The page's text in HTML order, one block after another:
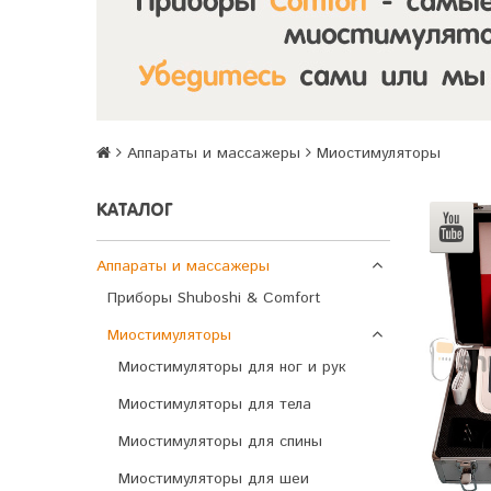
Аппараты и массажеры Миостимуляторы
КАТАЛОГ
Аппараты и массажеры
Приборы Shuboshi & Comfort
Миостимуляторы
Миостимуляторы для ног и рук
Миостимуляторы для тела
Миостимуляторы для спины
Миостимуляторы для шеи